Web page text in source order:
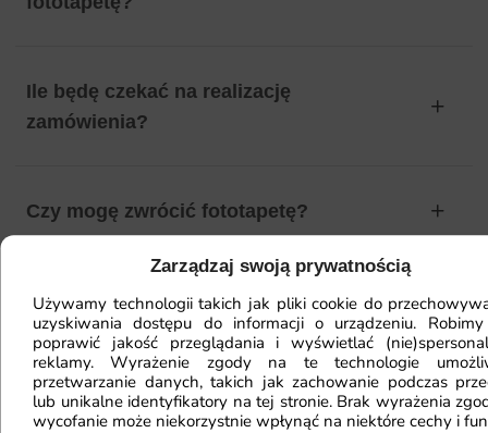
Zarządzaj swoją prywatnością
Używamy technologii takich jak pliki cookie do
uzyskiwania dostępu do informacji o urządzeniu.
poprawić jakość przeglądania i wyświetlać
reklamy. Wyrażenie zgody na te technologie
przetwarzanie danych, takich jak zachowanie podczas
lub unikalne identyfikatory na tej stronie. Brak wyrażenia
wycofanie może niekorzystnie wpłynąć na niektóre cechy i
Ile będę czekać na realizację
zamówienia?
Czy mogę zwrócić fototapetę?
Jak zamontować fototapetę? / Jak
przygotować ścianę?
Fototapeta ma inny kolor na telefonie